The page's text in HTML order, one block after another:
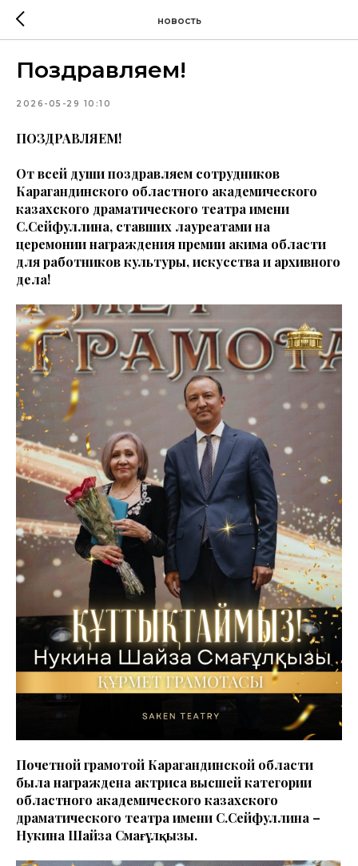
новость
Поздравляем!
2026-05-29 10:10
ПОЗДРАВЛЯЕМ!
От всей души поздравляем сотрудников
Карагандинского областного академического
казахского драматического театра имени
С.Сейфуллина, ставших лауреатами на
церемонии награждения премии акима области
для работников культуры, искусства и архивного
дела!
Почетной грамотой Карагандинской области
была награждена актриса высшей категории
областного академического казахского
драматического театра имени С.Сейфуллина –
Нукина Шайза Смағұлқызы.